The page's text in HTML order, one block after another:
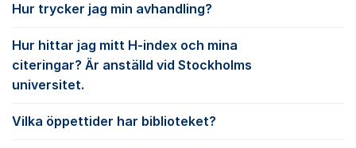
Hur trycker jag min avhandling?
Hur hittar jag mitt H-index och mina
citeringar? Är anställd vid Stockholms
universitet.
Vilka öppettider har biblioteket?